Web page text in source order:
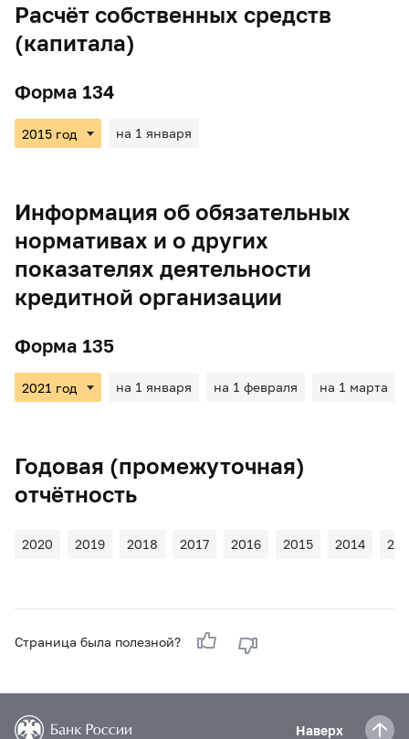
Расчёт собственных средств
(капитала)
Форма 134
на 1 января
Информация об обязательных
нормативах и о других
показателях деятельности
кредитной организации
Форма 135
на 1 января на 1 февраля на 1 марта
Годовая (промежуточная)
отчётность
2020 2019 2018 2017 2016 2015 2014
Страница была полезной?
Наверх